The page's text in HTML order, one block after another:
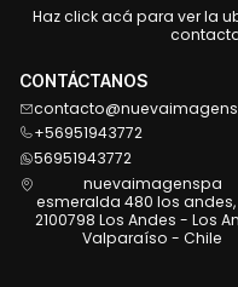
Haz click acá para ver la
CONTÁCTANOS
+56951943772
56951943772
nuevaimagenspa
esmeralda 480 los andes,
2100798 Los Andes - Los
Valparaíso - Chile